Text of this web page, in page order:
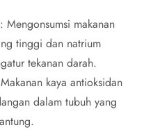
: Mengonsumsi makanan
tinggi dan natrium
tekanan darah.
kaya antioksidan
dalam tubuh yang